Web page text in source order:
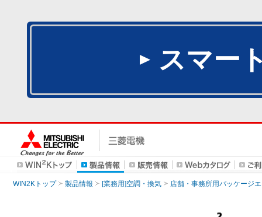
スマー
WIN2Kトップ 製品情報 [業務用]空調・換気 店舗・事務所用パッケージ